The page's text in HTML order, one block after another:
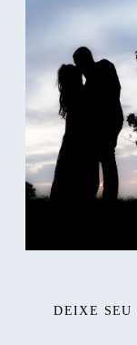
DEIXE SEU